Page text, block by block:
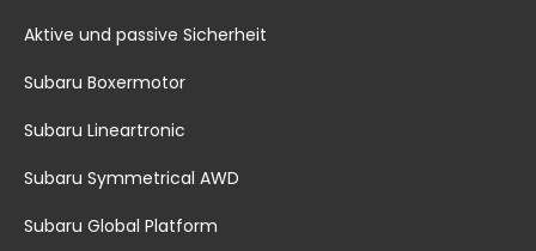
Aktive und passive Sicherheit
Subaru Boxermotor
Subaru Lineartronic
Subaru Symmetrical AWD
Subaru Global Platform